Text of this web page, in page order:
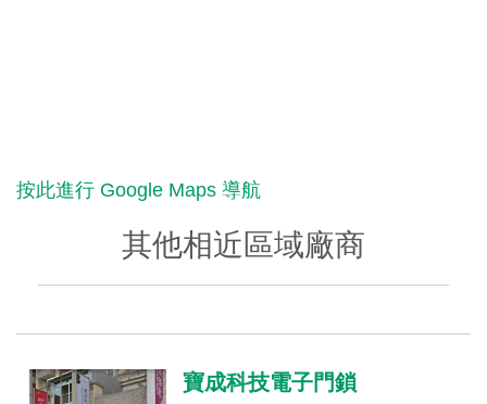
按此進行 Google Maps 導航
其他相近區域廠商
寶成科技電子門鎖